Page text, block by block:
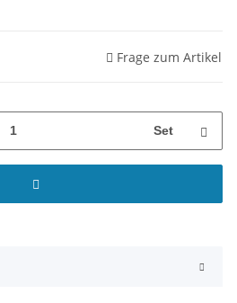
Frage zum Artikel
Set